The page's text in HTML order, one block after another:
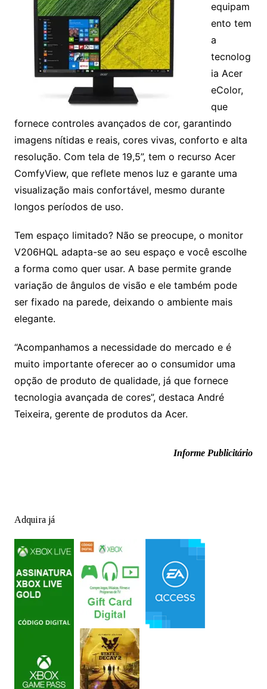
equipam
ento tem
a
tecnolog
ia Acer
eColor,
que
fornece controles avançados de cor, garantindo
imagens nítidas e reais, cores vivas, conforto e alta
resolução. Com tela de 19,5”, tem o recurso Acer
ComfyView, que reflete menos luz e garante uma
visualização mais confortável, mesmo durante
longos períodos de uso.
Tem espaço limitado? Não se preocupe, o monitor
V206HQL adapta-se ao seu espaço e você escolhe
a forma como quer usar. A base permite grande
variação de ângulos de visão e ele também pode
ser fixado na parede, deixando o ambiente mais
elegante.
“Acompanhamos a necessidade do mercado e é
muito importante oferecer ao o consumidor uma
opção de produto de qualidade, já que fornece
tecnologia avançada de cores”, destaca André
Teixeira, gerente de produtos da Acer.
Informe Publicitário
Adquira já